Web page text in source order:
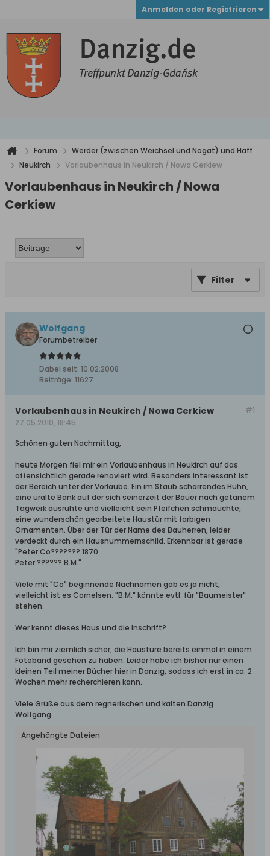
Anmelden oder Registrieren
Forum
Werder (zwischen Weichsel und Nogat) und Haff
Neukirch
Vorlaubenhaus in Neukirch / Nowa Cerkiew
Vorlaubenhaus in Neukirch / Nowa
Cerkiew
Filter
Wolfgang
Forumbetreiber
Dabei seit: 10.02.2008
Beiträge: 11627
#1
Vorlaubenhaus in Neukirch / Nowa Cerkiew
27.05.2010, 18:45
Schönen guten Nachmittag,
heute Morgen fiel mir ein Vorlaubenhaus in Neukirch auf das
offensichtlich gerade renoviert wird. Besonders interessant ist
der Bereich unter der Vorlaube. Ein im Staub scharrendes Huhn,
eine uralte Bank auf der sich seinerzeit der Bauer nach getanem
Tagwerk ausruhte und vielleicht sein Pfeifchen schmauchte,
eine wunderschön gearbeitete Haustür mit farbigen
Ornamenten. Über der Tür der Name des Bauherren, leider
verdeckt durch ein Hausnummernschild. Erkennbar ist gerade
"Peter Co??????? 1870
Peter ?????? B.M."
Viele mit "Co" beginnende Nachnamen gab es ja nicht,
vielleicht ist es Cornelsen. "B.M." könnte evtl. für "Baumeister"
stehen.
Wer kennt dieses Haus und die Inschrift?
Ich bin mir ziemlich sicher, die Haustüre bereits einmal in einem
Fotoband gesehen zu haben. Leider habe ich bisher nur einen
kleinen Teil meiner Bücher hier in Danzig, sodass ich erst in ca. 2
Wochen mehr recherchieren kann.
Viele Grüße aus dem regnerischen und kalten Danzig
Wolfgang
Angehängte Dateien